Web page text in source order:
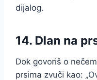
dijalog.
14. Dlan na
Dok govoriš o
prsima zvuči kao: